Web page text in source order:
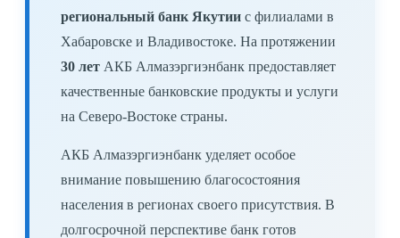
региональный банк Якутии с филиалами в
Хабаровске и Владивостоке. На протяжении
30 лет АКБ Алмазэргиэнбанк предоставляет
качественные банковские продукты и услуги
на Северо-Востоке страны.
АКБ Алмазэргиэнбанк уделяет особое
внимание повышению благосостояния
населения в регионах своего присутствия. В
долгосрочной перспективе банк готов